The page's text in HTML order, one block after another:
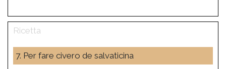
7. Per fare civero de salvaticina